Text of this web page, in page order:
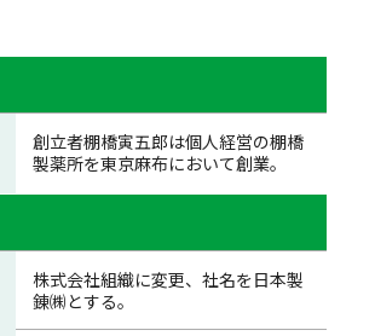
創立者棚橋寅五郎は個人経営の棚橋
製薬所を東京麻布において創業。
株式会社組織に変更、社名を日本製
錬㈱とする。